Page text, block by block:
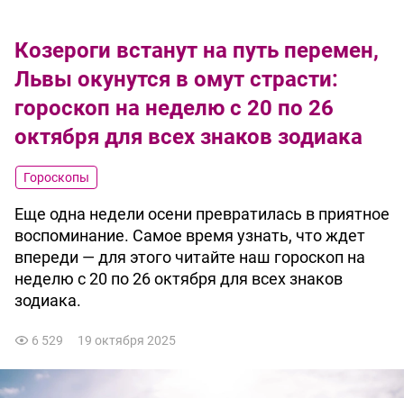
Козероги встанут на путь перемен,
Львы окунутся в омут страсти:
гороскоп на неделю с 20 по 26
октября для всех знаков зодиака
Гороскопы
Еще одна недели осени превратилась в приятное
воспоминание. Самое время узнать, что ждет
впереди — для этого читайте наш гороскоп на
неделю с 20 по 26 октября для всех знаков
зодиака.
6 529 19 октября 2025